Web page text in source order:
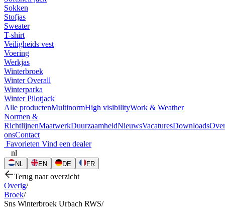
Sokken
Stofjas
Sweater
T-shirt
Veiligheids vest
Voering
Werkjas
Winterbroek
Winter Overall
Winterparka
Winter Pilotjack
Alle productenMultinormHigh visibilityWork & Weather
Normen &
RichtlijnenMaatwerkDuurzaamheidNieuwsVacaturesDownloadsOver
onsContact
Favorieten Vind een dealer
nl
NL EN DE FR
Terug naar overzicht
Overig/
Broek/
Sns Winterbroek Urbach RWS/